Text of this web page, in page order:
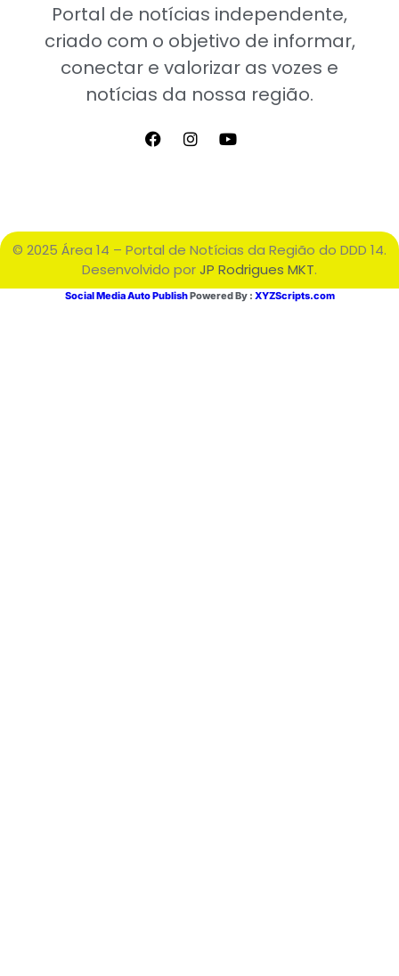
Portal de notícias independente,
criado com o objetivo de informar,
conectar e valorizar as vozes e
notícias da nossa região.
© 2025 Área 14 – Portal de Notícias da Região do DDD 14.
Desenvolvido porJP Rodrigues MKT.
Social Media Auto PublishPowered By : XYZScripts.com